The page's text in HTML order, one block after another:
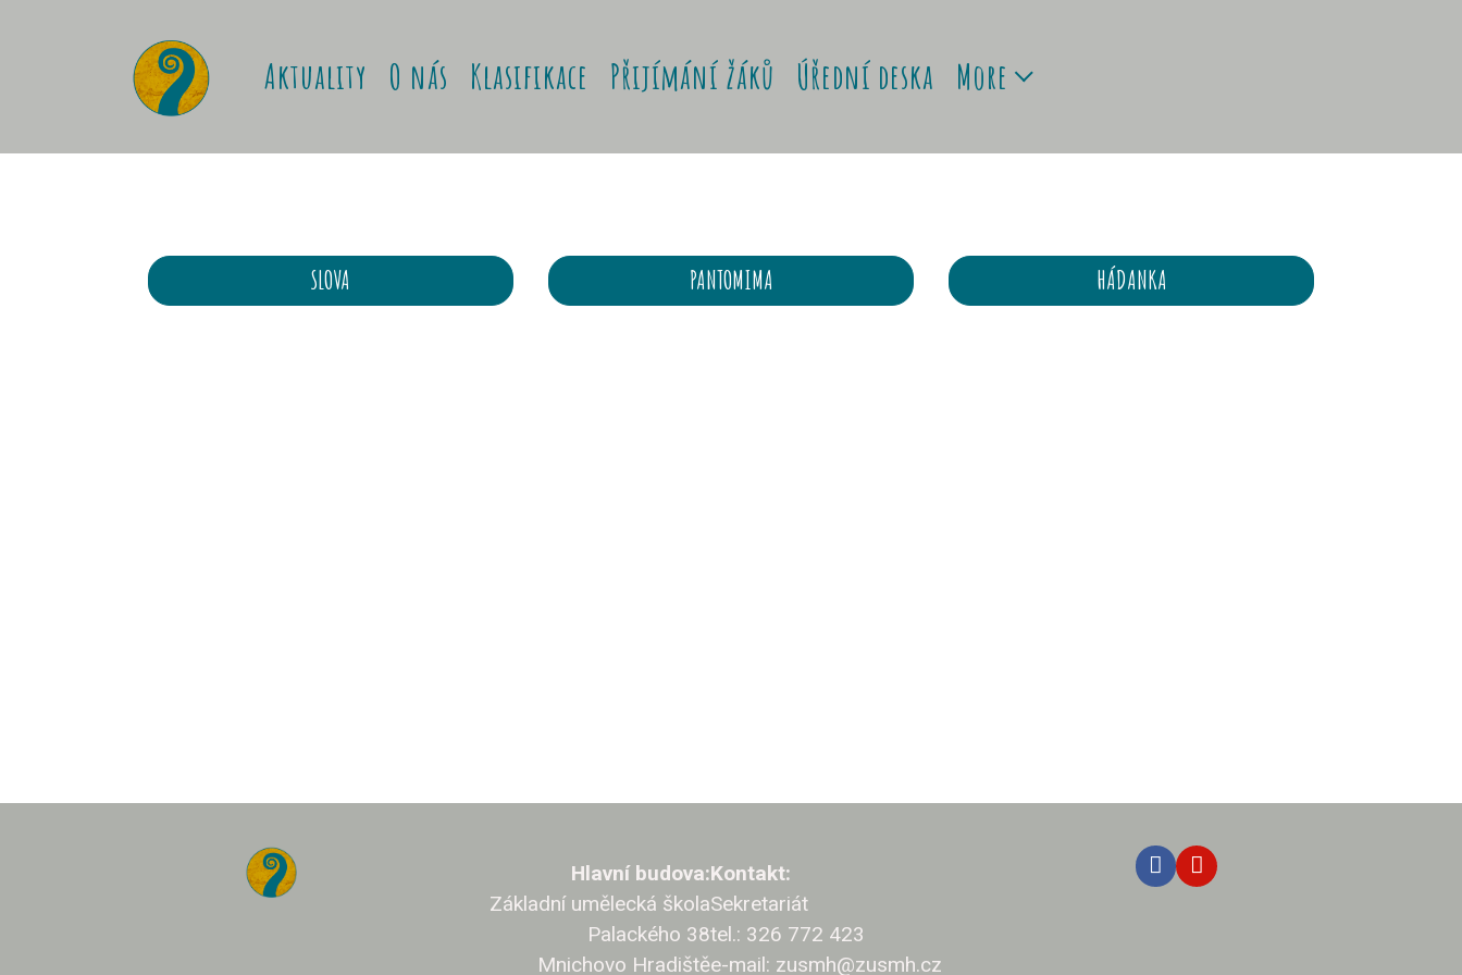
Aktuality O nás Klasifikace Přijímání žáků Úřední deska More
SLOVA PANTOMIMA HÁDANKA
Hlavní budova:
Základní umělecká škola
Palackého 38
Mnichovo Hradiště
Kontakt:
Sekretariát
tel.: 326 772 423
e-mail: zusmh@zusmh.cz